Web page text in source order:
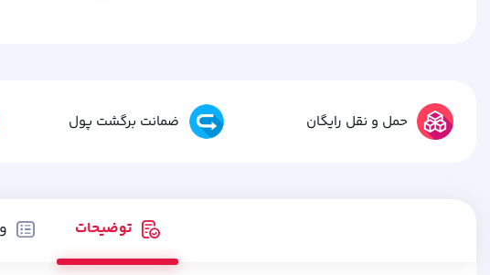
حمل و نقل رایگان ضمانت برگشت پول
توضیحات